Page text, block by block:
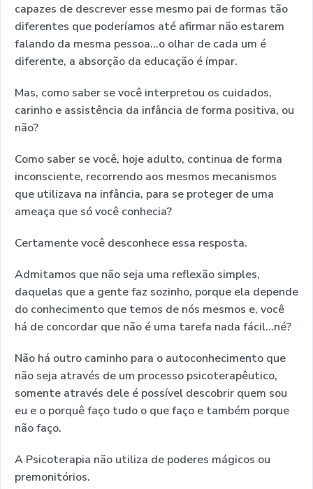
capazes de descrever esse mesmo pai de formas tão
diferentes que poderíamos até afirmar não estarem
falando da mesma pessoa...o olhar de cada um é
diferente, a absorção da educação é ímpar.
Mas, como saber se você interpretou os cuidados,
carinho e assistência da infância de forma positiva, ou
não?
Como saber se você, hoje adulto, continua de forma
inconsciente, recorrendo aos mesmos mecanismos
que utilizava na infância, para se proteger de uma
ameaça que só você conhecia?
Certamente você desconhece essa resposta.
Admitamos que não seja uma reflexão simples,
daquelas que a gente faz sozinho, porque ela depende
do conhecimento que temos de nós mesmos e, você
há de concordar que não é uma tarefa nada fácil...né?
Não há outro caminho para o autoconhecimento que
não seja através de um processo psicoterapêutico,
somente através dele é possível descobrir quem sou
eu e o porquê faço tudo o que faço e também porque
não faço.
A Psicoterapia não utiliza de poderes mágicos ou
premonitórios.